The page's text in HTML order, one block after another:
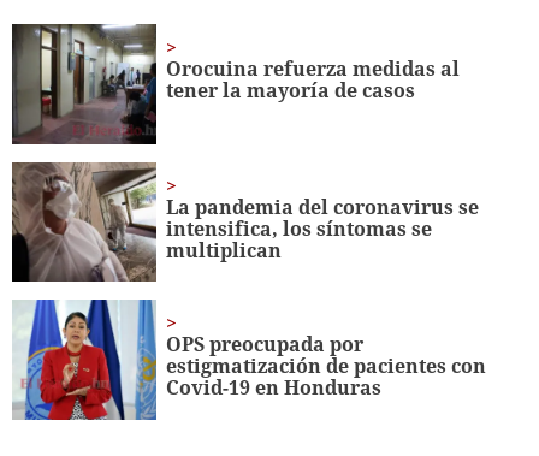
minute,
0
Orocuina refuerza medidas al
tener la mayoría de casos
La pandemia del coronavirus se
intensifica, los síntomas se
multiplican
OPS preocupada por
estigmatización de pacientes con
Covid-19 en Honduras